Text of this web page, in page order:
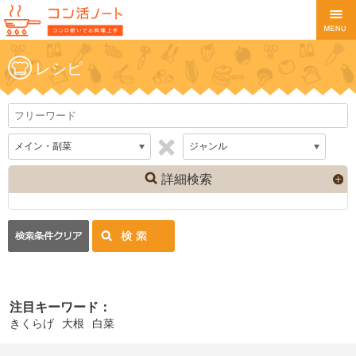
レシピ
詳細検索
注目キーワード：
きくらげ 大根 白菜